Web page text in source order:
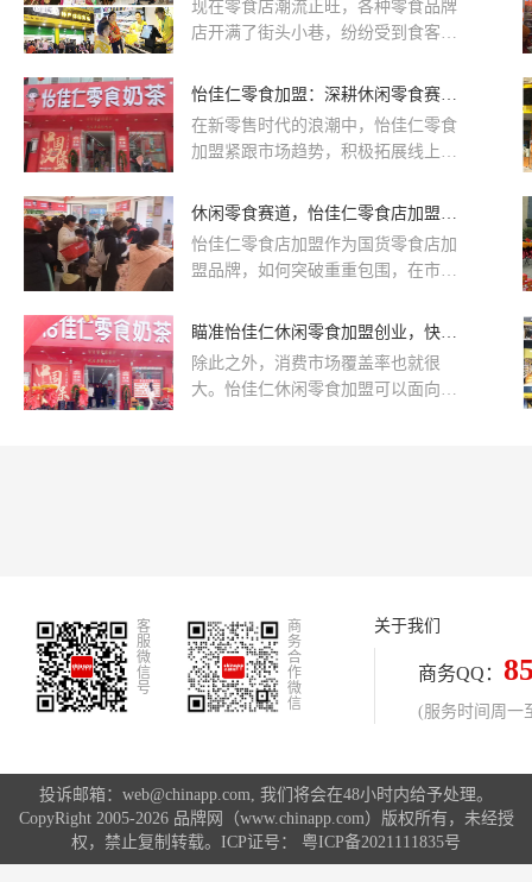
食等轻食类别，甚至包括了冲调饮
品、糖果、巧克力等多样化选择。这
费群体的需求，也为品牌在市场中形
成了独特的竞争优势。
现在零食店潮流正旺，各种零食品牌
店开满了街头小巷，纷纷受到食客们
机，纷纷投入到零食店中。
怡佳仁零食加盟：深耕休闲零食赛道 拥抱新零售时代
在新零售时代的浪潮中，怡佳仁零食
加盟紧跟市场趋势，积极拓展线上渠
向广泛的消费者。同时，怡佳仁零食
打造舒适的购物环境、提供贴心的服
务，让消费者在享受美食的同时，也
休闲零食赛道，怡佳仁零食店加盟的机会点在哪里？
怡佳仁零食店加盟作为国货零食店加
盟品牌，如何突破重重包围，在市场
仁零食店加盟不断研发新的口味、形
可以推出健康零食系列，以满足消费
者对健康食品的需求。此外，他们还
瞄准怡佳仁休闲零食加盟创业，快速进入发展迅猛的休闲零食赛道
除此之外，消费市场覆盖率也就很
大。怡佳仁休闲零食加盟可以面向年
休闲零食加盟无疑占据了一席之地。
客
服
微
信
号
商
务
合
作
微
信
关于我们
商务QQ：
(服务时间周一
投诉邮箱：web@chinapp.com, 我们将会在48小时内给予处理。
CopyRight 2005-2026 品牌网（www.chinapp.com）版权所有，未经授
权，禁止复制转载。ICP证号： 粤ICP备2021111835号